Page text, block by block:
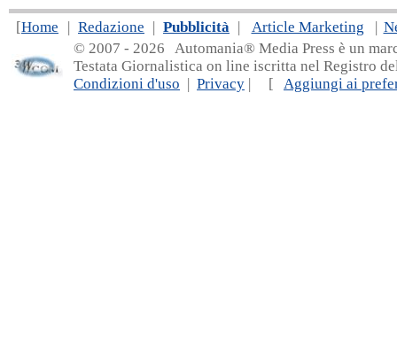
[Home | Redazione | Pubblicità | Article Marketing |
© 2007 - 2026 Automania® Media Press è un
Testata Giornalistica on line iscritta nel Registro
Condizioni d'uso | Privacy | [ Aggiungi ai